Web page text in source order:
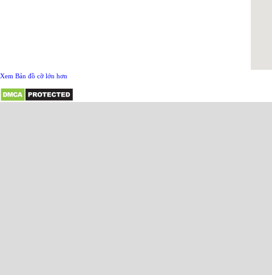
Xem Bản đồ cỡ lớn hơn